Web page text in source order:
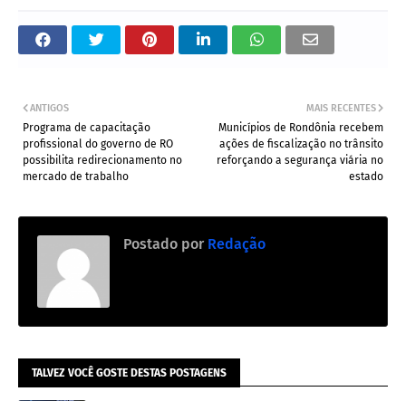
MAIS RECENTES
Municípios de Rondônia recebem
ações de fiscalização no trânsito
reforçando a segurança viária no
estado
ANTIGOS
Programa de capacitação
profissional do governo de RO
possibilita redirecionamento no
mercado de trabalho
Postado por Redação
TALVEZ VOCÊ GOSTE DESTAS POSTAGENS